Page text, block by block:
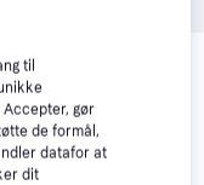
dine
til
gør
de formål,
datafor at
dit